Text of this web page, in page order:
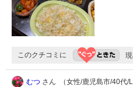
このクチコミに 現
むつ さん （女性/鹿児島市/40代/